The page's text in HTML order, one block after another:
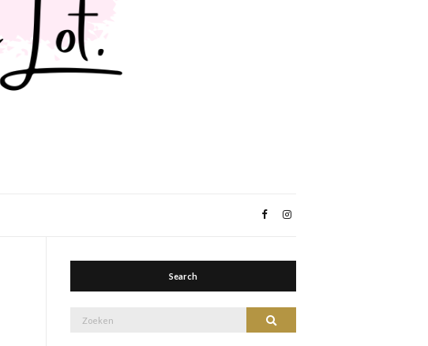
Search
Zoek
Zoeken